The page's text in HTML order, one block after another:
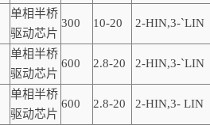
单相半桥
驱动芯片
300 10-20 2-HIN,3-`LIN
单相半桥
驱动芯片
600 2.8-20 2-HIN,3-`LIN
单相半桥
驱动芯片
600 2.8-20 2-HIN,3- LIN